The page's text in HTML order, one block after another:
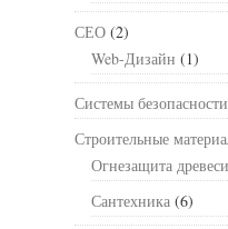
СЕО (2)
Web-Дизайн (1)
Системы безопасности
Строительные
Огнезащита
Сантехника (6)